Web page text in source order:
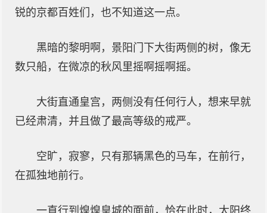
锐的京都百姓们，也不知道这一点。
黑暗的黎明啊，景阳门下大街两侧的树，像无
数只船，在微凉的秋风里摇啊摇啊摇。
大街直通皇宫，两侧没有任何行人，想来早就
已经肃清，并且做了最高等级的戒严。
空旷，寂寥，只有那辆黑色的马车，在前行，
在孤独地前行。
一直行到煌煌皇城的面前，恰在此时，太阳终